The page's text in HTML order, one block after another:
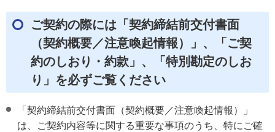
ご契約の際には「契約締結前交付書面
（契約概要／注意喚起情報）」、「ご契
約のしおり・約款」、「特別勘定のしお
り」を必ずご覧ください
「契約締結前交付書面（契約概要／注意喚起情報）」
は、ご契約内容等に関する重要な事項のうち、特にご確